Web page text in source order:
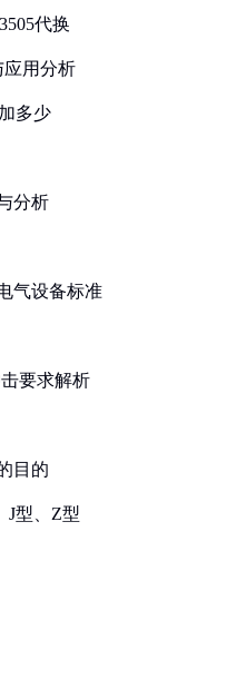
代换
应用分析
多少
分析
气设备标准
要求解析
目的
J型、Z型